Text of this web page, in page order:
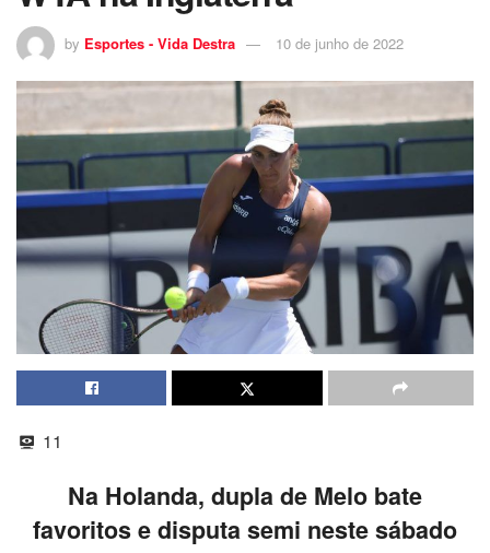
by Esportes - Vida Destra 10 de junho de 2022
11
Na Holanda, dupla de Melo bate
favoritos e disputa semi neste sábado